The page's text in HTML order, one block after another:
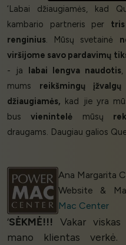
‘Labai džiaugiamės, kad
kambario partneris per
renginius. Mūsų svetainė
viršijome savo pardavimų
- ja labai lengva naudotis
mums reikšmingų įžvalgų
džiaugiamės, kad jie yra
busvienintelė mūsų
draugams. Daugiau galios
Ana Margarita
Website &
Mac Center
‘SĖKMĖ!!! Vakar
mano klientas verkė.